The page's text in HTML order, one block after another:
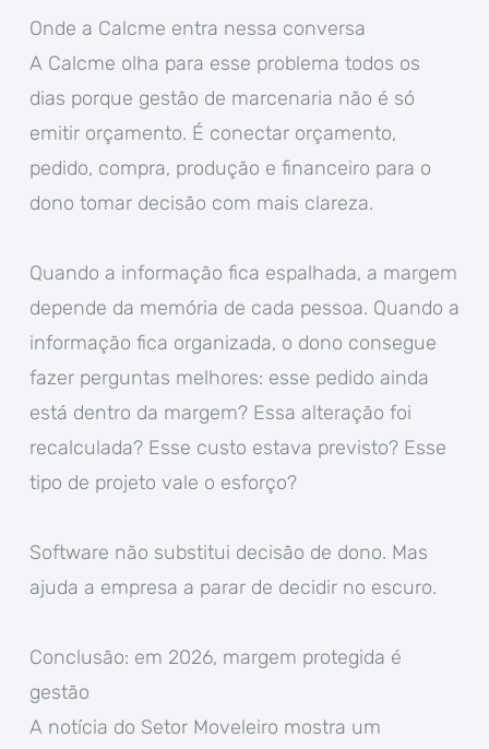
Onde a Calcme entra nessa conversa
A Calcme olha para esse problema todos os
dias porque gestão de marcenaria não é só
emitir orçamento. É conectar orçamento,
pedido, compra, produção e financeiro para o
dono tomar decisão com mais clareza.
Quando a informação fica espalhada, a margem
depende da memória de cada pessoa. Quando a
informação fica organizada, o dono consegue
fazer perguntas melhores: esse pedido ainda
está dentro da margem? Essa alteração foi
recalculada? Esse custo estava previsto? Esse
tipo de projeto vale o esforço?
Software não substitui decisão de dono. Mas
ajuda a empresa a parar de decidir no escuro.
Conclusão: em 2026, margem protegida é
gestão
A notícia do Setor Moveleiro mostra um